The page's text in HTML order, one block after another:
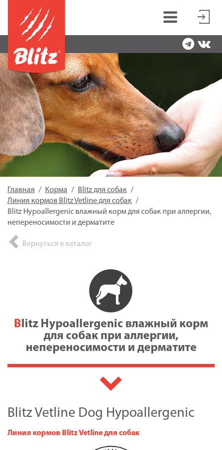
Главная Корма
Blitz для собак
Линия кормов Blitz Vetline для собак
Blitz Hypoallergenic влажный корм для собак при аллергии,
непереносимости и дерматите
Вернуться в каталог
Blitz Hypoallergenic влажный корм
для собак при аллергии,
непереносимости и дерматите
Blitz Vetline Dog Hypoallergenic
Линия кормов Blitz Vetline для собак